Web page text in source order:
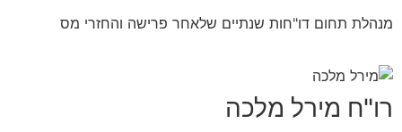
מנהלת תחום דו"חות שנתיים שלאחר פרישה והחזרי מס
רו"ח מירל מלכה